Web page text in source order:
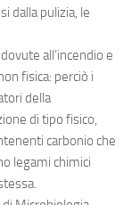
dalla pulizia, le
all’incendio e
fisica: perciò i
della
di tipo fisico,
carbonio che
legami chimici